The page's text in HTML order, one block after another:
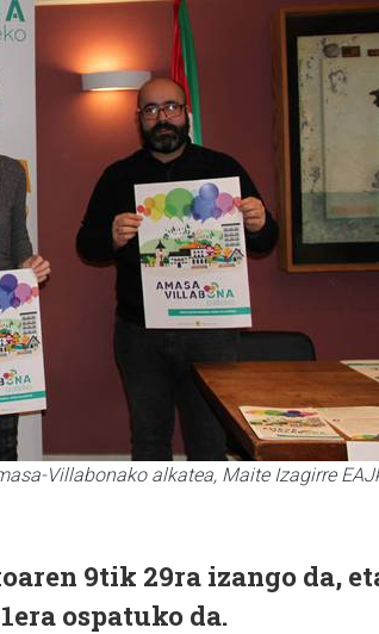
Villabonako alkatea, Maite Izagirre
9tik 29ra izango da,
ospatuko da.